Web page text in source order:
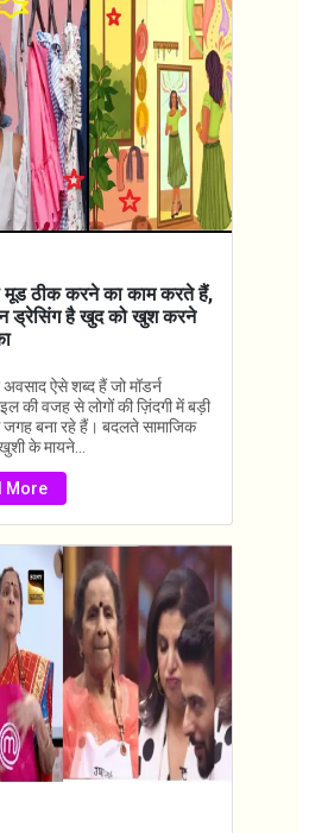
ठीक करने का काम करते हैं,
ड्रेसिंग है खुद को खुश करने
ऐसे शब्द हैं जो मॉडर्न
की वजह से लोगों की ज़िंदगी में बड़ी
बना रहे हैं। बदलते सामाजिक
के मायने...
More